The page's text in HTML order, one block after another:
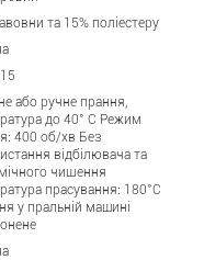
та 15% поліестеру
або ручне прання,
до 40° C Режим
400 об/хв Без
відбілювача та
чищення
прасування: 180°C
у пральній машині